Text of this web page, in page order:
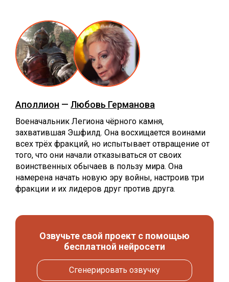
Аполлион — Любовь Германова
Военачальник Легиона чёрного камня,
захватившая Эшфилд. Она восхищается воинами
всех трёх фракций, но испытывает отвращение от
того, что они начали отказываться от своих
воинственных обычаев в пользу мира. Она
намерена начать новую эру войны, настроив три
фракции и их лидеров друг против друга.
Озвучьте свой проект с помощью
бесплатной нейросети
Сгенерировать озвучку